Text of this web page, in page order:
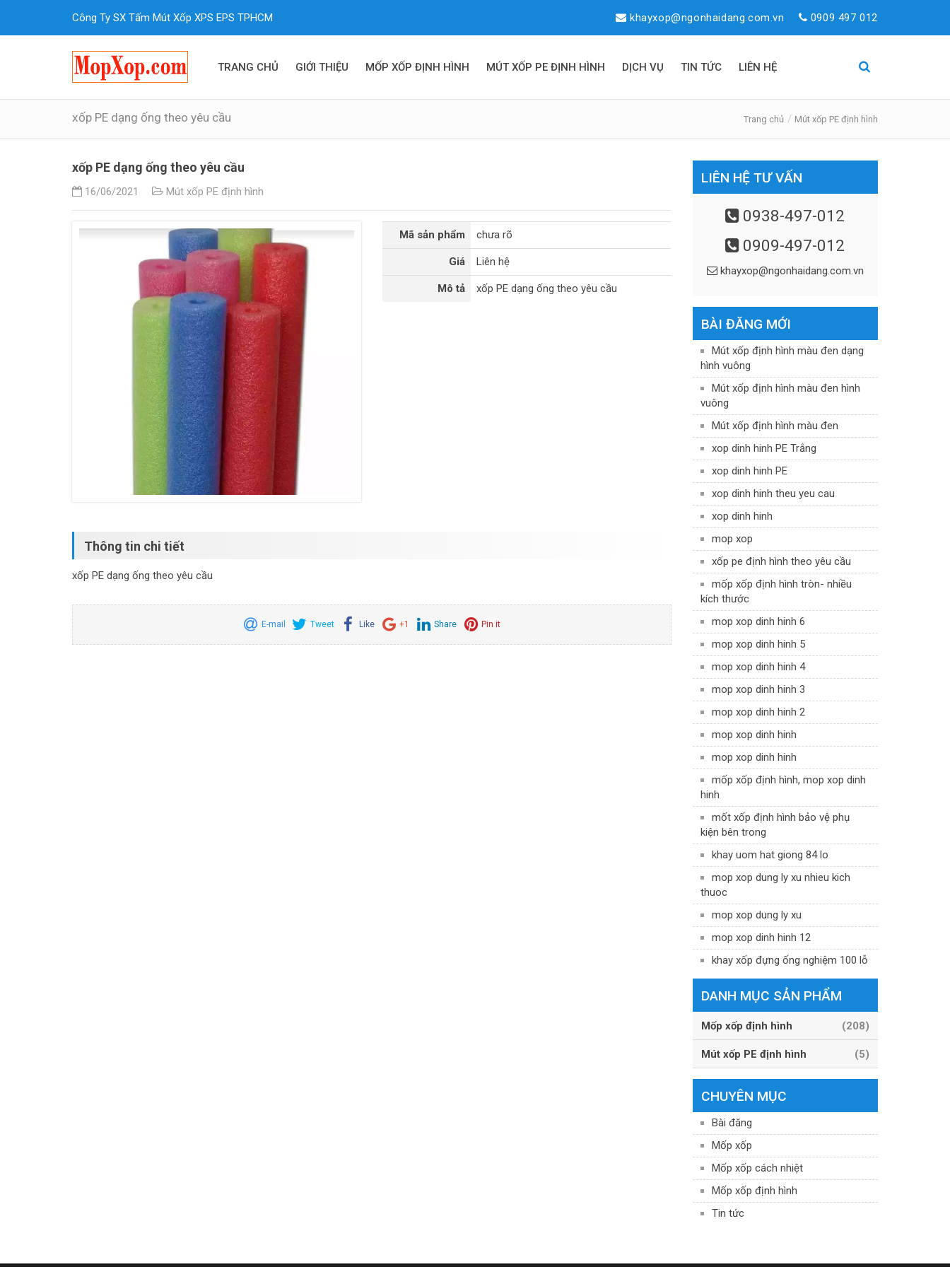
Công Ty SX Tấm Mút Xốp XPS EPS TPHCM 0909 497 012
khayxop@ngonhaidang.com.vn
TRANG CHỦ GIỚI THIỆU MỐP XỐP ĐỊNH HÌNH MÚT XỐP PE ĐỊNH HÌNH DỊCH VỤ TIN TỨC LIÊN HỆ
xốp PE dạng ống theo yêu cầu Trang chủ Mút xốp PE định hình
xốp PE dạng ống theo yêu cầu
16/06/2021 Mút xốp PE định hình
Mã sản phẩm chưa rõ
Giá Liên hệ
Mô tả xốp PE dạng ống theo yêu cầu
Thông tin chi tiết
xốp PE dạng ống theo yêu cầu
E-mail Tweet Like +1 Share Pin it
LIÊN HỆ TƯ VẤN
0938-497-012
0909-497-012
khayxop@ngonhaidang.com.vn
BÀI ĐĂNG MỚI
Mút xốp định hình màu đen dạng
hình vuông
Mút xốp định hình màu đen hình
vuông
Mút xốp định hình màu đen
xop dinh hinh PE Trắng
xop dinh hinh PE
xop dinh hinh theu yeu cau
xop dinh hinh
mop xop
xốp pe định hình theo yêu cầu
mốp xốp định hình tròn- nhiều
kích thước
mop xop dinh hinh 6
mop xop dinh hinh 5
mop xop dinh hinh 4
mop xop dinh hinh 3
mop xop dinh hinh 2
mop xop dinh hinh
mop xop dinh hinh
mốp xốp định hình, mop xop dinh
hinh
mốt xốp định hình bảo vệ phụ
kiện bên trong
khay uom hat giong 84 lo
mop xop dung ly xu nhieu kich
thuoc
mop xop dung ly xu
mop xop dinh hinh 12
khay xốp đựng ống nghiệm 100 lỗ
DANH MỤC SẢN PHẨM
Mốp xốp định hình (208)
Mút xốp PE định hình (5)
CHUYÊN MỤC
Bài đăng
Mốp xốp
Mốp xốp cách nhiệt
Mốp xốp định hình
Tin tức